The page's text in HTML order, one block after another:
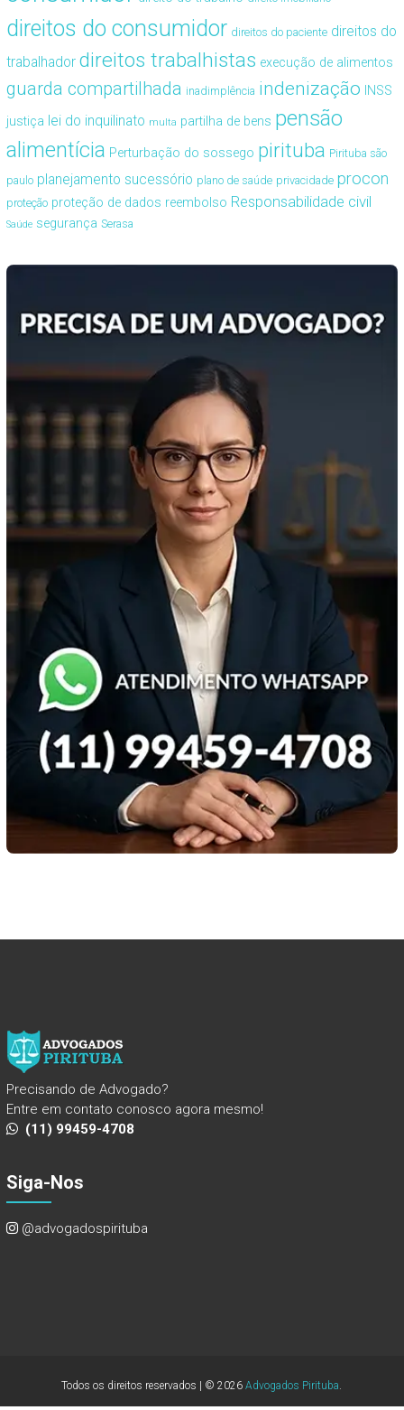
direitos do consumidor direitos do paciente direitos do
trabalhador direitos trabalhistas execução de alimentos
guarda compartilhada inadimplência indenização INSS
justiça lei do inquilinato multa partilha de bens pensão
alimentícia Perturbação do sossego pirituba Pirituba são
paulo planejamento sucessório plano de saúde privacidade procon
proteção proteção de dados reembolso Responsabilidade civil
Saúde segurança Serasa
Precisando de Advogado?
Entre em contato conosco agora mesmo!
(11) 99459-4708
Siga-Nos
@advogadospirituba
Todos os direitos reservados | © 2026Advogados Pirituba.